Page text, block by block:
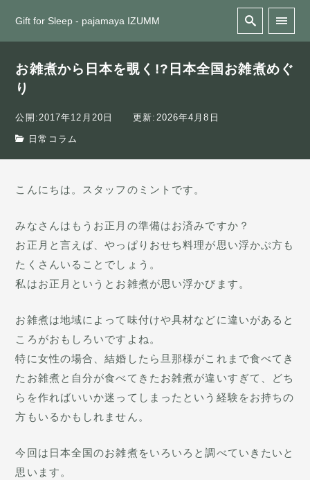
Gift for Sleep - pajamaya IZUMM
お雑煮から日本を覗く!?日本全国お雑煮めぐ
り
公開:2017年12月20日 更新:2026年4月8日
日常コラム
こんにちは。スタッフのミントです。
みなさんはもうお正月の準備はお済みですか？
お正月と言えば、やっぱりおせち料理が思い浮かぶ方も
たくさんいることでしょう。
私はお正月というとお雑煮が思い浮かびます。
お雑煮は地域によって味付けや具材などに違いがあると
ころがおもしろいですよね。
特に女性の場合、結婚したら旦那様がこれまで食べてき
たお雑煮と自分が食べてきたお雑煮が違いすぎて、どち
らを作ればいいか迷ってしまったという経験をお持ちの
方もいるかもしれません。
今回は日本全国のお雑煮をいろいろと調べていきたいと
思います。